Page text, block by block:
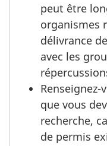
peut être
organismes
délivrance
avec les
Renseignez-
que vous
recherche,
de permis